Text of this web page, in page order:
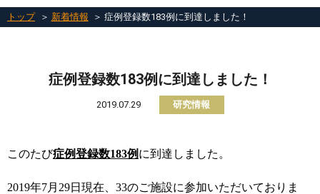
参加施設の方へ
お問い合わせ
English
トップ ＞ 新着情報 ＞ 症例登録数183例に到達しました！
症例登録数183例に到達しました！
2019.07.29 研究情報
このたび症例登録数183例 に到達しました。
2019年7月 29日現在、 33のご施設に参加いただいておりま